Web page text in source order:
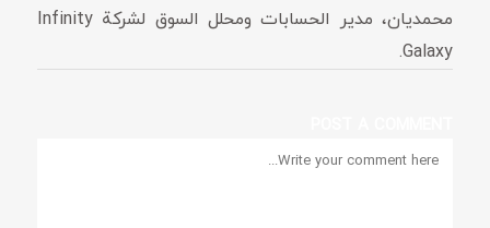
محمديان، مدير الحسابات ومحلل السوق لشركة Infinity
Galaxy.